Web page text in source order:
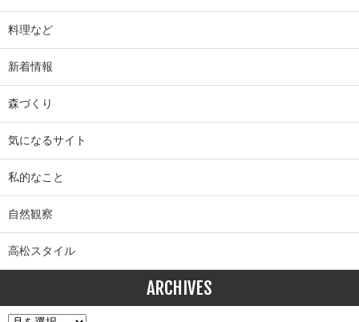
料理など
新着情報
森づくり
気になるサイト
私的なこと
自然観察
高松スタイル
ARCHIVES